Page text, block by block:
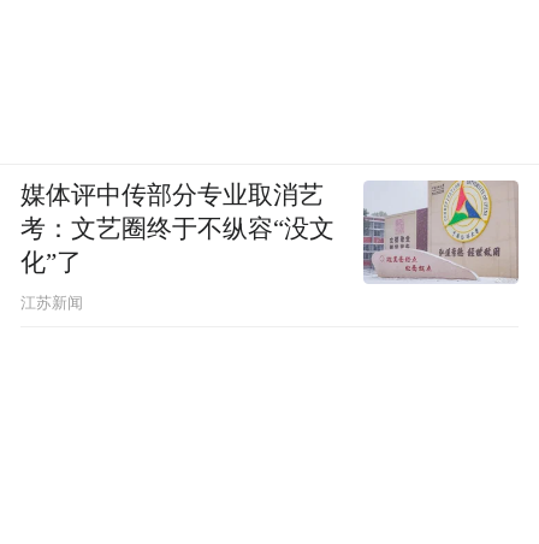
媒体评中传部分专业取消艺
考：文艺圈终于不纵容“没文
化”了
江苏新闻